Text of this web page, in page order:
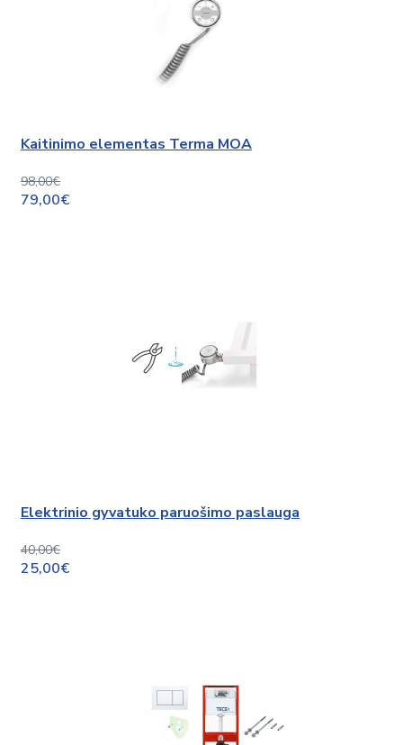
Kaitinimo elementas Terma MOA
98,00€
79,00€
Elektrinio gyvatuko paruošimo paslauga
40,00€
25,00€